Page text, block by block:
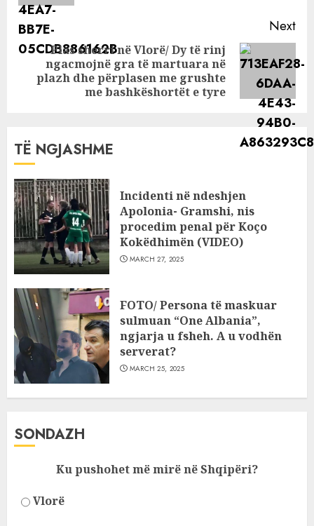
Next
Next
post:
Plas sherri në Vlorë/ Dy të rinj
ngacmojnë gra të martuara në
plazh dhe përplasen me grushte
me bashkëshortët e tyre
TË NGJASHME
Incidenti në ndeshjen
Apolonia- Gramshi, nis
procedim penal për Koço
Kokëdhimën (VIDEO)
MARCH 27, 2025
FOTO/ Persona të maskuar
sulmuan “One Albania”,
ngjarja u fsheh. A u vodhën
serverat?
MARCH 25, 2025
SONDAZH
Ku pushohet më mirë në Shqipëri?
Vlorë